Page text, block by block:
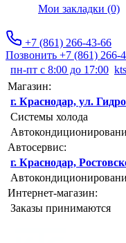
Мои закладки (0)
+7 (861) 266-43-66
Позвонить +7 (861) 266-
пн-пт с 8:00 до 17:00
Магазин:
г. Краснодар, ул.
Системы холода
Автосервис:
г. Краснодар,
Интернет-магазин:
Заказы принимаются